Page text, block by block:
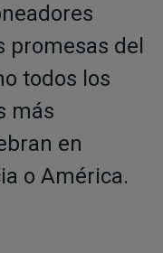
promesas del
todos los
más
en
o América.